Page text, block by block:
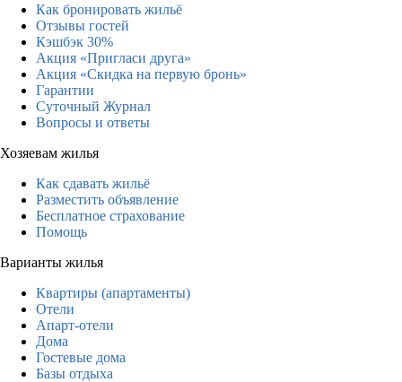
Как бронировать жильё
Отзывы гостей
Кэшбэк 30%
Акция «Пригласи друга»
Акция «Скидка на первую бронь»
Гарантии
Суточный Журнал
Вопросы и ответы
Хозяевам жилья
Как сдавать жильё
Разместить объявление
Бесплатное страхование
Помощь
Варианты жилья
Квартиры (апартаменты)
Отели
Апарт-отели
Дома
Гостевые дома
Базы отдыха